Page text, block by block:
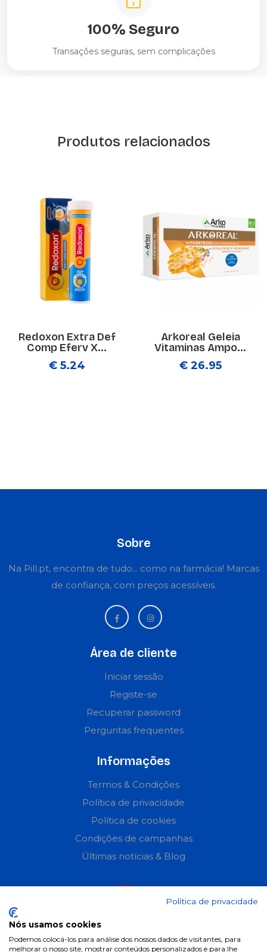
100% Seguro
Transações seguras, sem complicações
Produtos relacionados
Redoxon Extra Def
Comp Eferv X...
€ 5.24
Arkoreal Geleia
Vitaminas Ampo...
€ 26.95
Sobre
Na Pill.pt, encontra de tudo... como na farmácia! Marcas
de confiança, com preços acessíveis.
Área de cliente
Iniciar sessão
Registe-se
Recuperar password
Perguntas frequentes
Informações
Termos & Condições
Política de privacidade
Política de cookies
Condições de campanhas
Últimas notícias & Blog
Política de privacidade
Nós usamos cookies
Podemos colocá-los para análise dos nossos dados de visitantes, para
melhorar o nosso site, mostrar conteúdos personalizados e para lhe